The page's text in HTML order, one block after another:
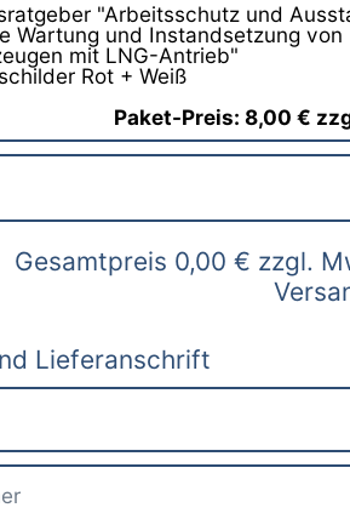
"Arbeitsschutz und
Wartung und Instandsetzung von
mit LNG-Antrieb"
Rot + Weiß
Paket-Preis: 8,00 €
Gesamtpreis 0,00 € zzgl.
Lieferanschrift